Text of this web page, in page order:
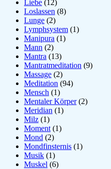
Liebe (12)
Loslassen (8)
Lunge (2)
Lymphsystem (1)
Manipura (1)
Mann (2)
Mantra (13)
Mantratmeditation (9)
Massage (2)
Meditation (94)
Mensch (1)
Mentaler Körper(2)
Meridian (1)
Milz (1)
Moment (1)
Mond (2)
Mondfinsternis (1)
Musik (1)
Muskel (6)